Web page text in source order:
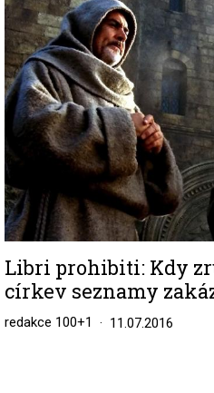
Libri prohibiti: Kdy
církev seznamy
redakce 100+1 11.07.2016